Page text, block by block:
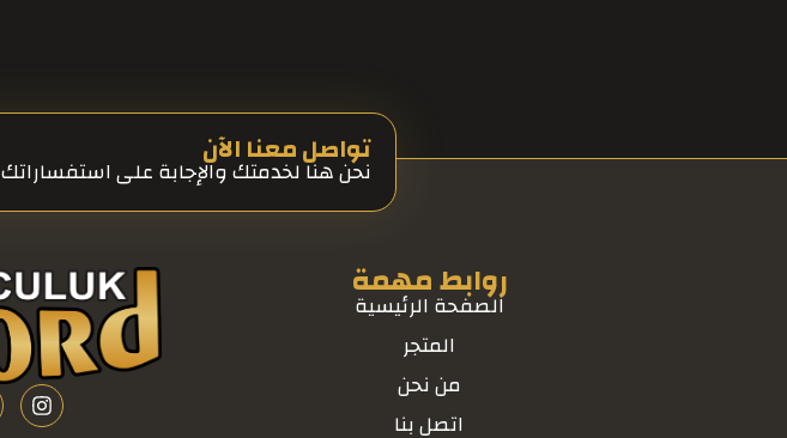
تواصل معنا الآن
نحن هنا لخدمتك والإجابة على استفساراتك
روابط مهمة
الصفحة الرئيسية
المتجر
من نحن
اتصل بنا